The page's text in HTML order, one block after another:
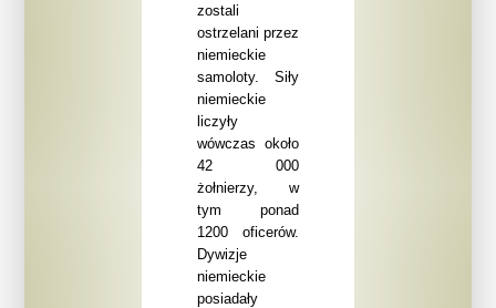
zostali
ostrzelani przez
niemieckie
samoloty. Siły
niemieckie
liczyły
wówczas około
42 000
żołnierzy, w
tym ponad
1200 oficerów.
Dywizje
niemieckie
posiadały